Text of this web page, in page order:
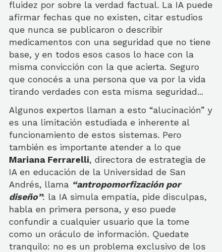
fluidez por sobre la verdad factual. La IA puede
afirmar fechas que no existen, citar estudios
que nunca se publicaron o describir
medicamentos con una seguridad que no tiene
base, y en todos esos casos lo hace con la
misma convicción con la que acierta. Seguro
que conocés a una persona que va por la vida
tirando verdades con esta misma seguridad...
Algunos expertos llaman a esto “alucinación” y
es una limitación estudiada e inherente al
funcionamiento de estos sistemas. Pero
también es importante atender a lo que
Mariana Ferrarelli, directora de estrategia de
IA en educación de la Universidad de San
Andrés, llama “antropomorfización por
diseño”: la IA simula empatía, pide disculpas,
habla en primera persona, y eso puede
confundir a cualquier usuario que la tome
como un oráculo de información. Quedate
tranquilo: no es un problema exclusivo de los